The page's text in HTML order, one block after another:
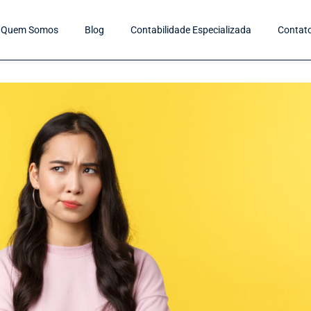
Quem Somos Blog Contabilidade Especializada